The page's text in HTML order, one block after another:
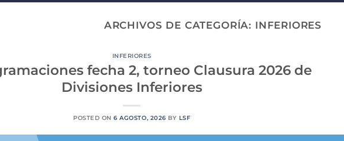
ARCHIVOS DE CATEGORÍA: INFERIORES
INFERIORES
fecha 2, torneo Clausura 2026 de
Divisiones Inferiores
POSTED ON6 AGOSTO, 2026 BY LSF